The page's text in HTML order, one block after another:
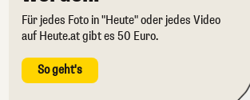
Für jedes Foto in "Heute" oder jedes Video
auf Heute.at gibt es 50 Euro.
So geht's